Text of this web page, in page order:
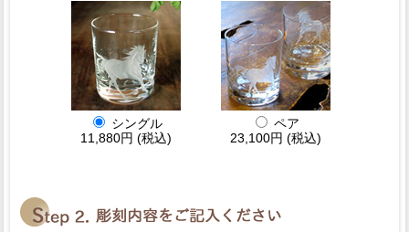
シングル
11,880円 (税込)
ペア
23,100円 (税込)